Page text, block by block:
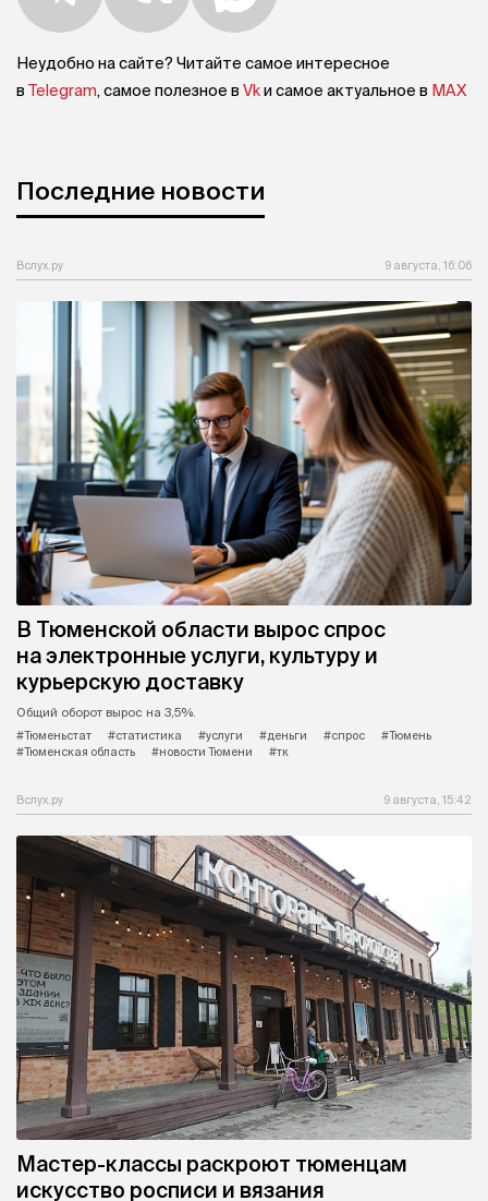
Неудобно на сайте? Читайте самое интересное
в Telegram, самое полезное в Vkи самое актуальное в MAX
Последние новости
Вслух.ру 9 августа, 16:06
В Тюменской области вырос спрос
на электронные услуги, культуру и
курьерскую доставку
Общий оборот вырос на 3,5%.
#Тюменьстат
#статистика #услуги #деньги #спрос
#Тюмень
#Тюменская область
#новости Тюмени #тк
Вслух.ру 9 августа, 15:42
Мастер-классы раскроют тюменцам
искусство росписи и вязания